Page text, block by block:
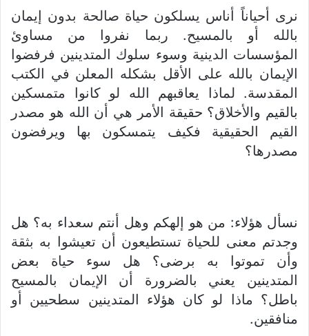
نرى أحياناً أناس يسلكون حياة صالحة بدون إيمان
بالله أو بالمسيح. ربما نفروا من مساوئ
المؤسسات الدينية وسوء سلوك المتدينين فرفضوا
الإيمان بالله على الأقل بشكله المعلن في الكتب
المقدسة. لماذا يعاقبهم الله لو كانوا متمسكين
بالقيم والأخلاق؟ حقيقة الأمر هي أن الله هو مصدر
القيم الحقيقية فكيف يتمسكون بها ويرفضون
مصدرها؟
نسأل هؤلاء: من هو إلهكم وهل أنتم سعداء به؟ هل
وجدتم معنى للحياة تستطيعون أن تعيشوا به بثقة
وأن تموتوا به برضى؟ هل سوء حياة بعض
المتدينين يعني بالضرورة أن الإيمان بالمسيح
باطل؟ ماذا لو كان هؤلاء المتدينين سطحيين أو
منافقين.